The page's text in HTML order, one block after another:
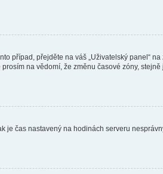
přejděte na váš „Uživatelský panel“ na
na vědomí, že změnu časové zóny,
čas nastavený na hodinách serveru